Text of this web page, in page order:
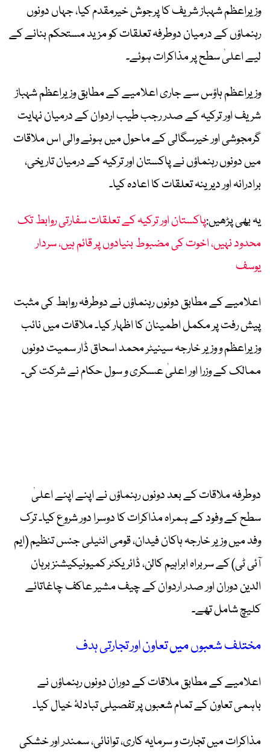
وزیراعظم شہباز شریف کا پرجوش خیرمقدم کیا، جہاں دونوں
رہنماؤں کے درمیان دوطرفہ تعلقات کو مزید مستحکم بنانے کے
لیے اعلیٰ سطح پر مذاکرات ہوئے۔
وزیراعظم ہاؤس سے جاری اعلامیے کے مطابق وزیراعظم شہباز
شریف اور ترکیہ کے صدر رجب طیب اردوان کے درمیان نہایت
گرمجوشی اور خیرسگالی کے ماحول میں ہونے والی اس ملاقات
میں دونوں رہنماؤں نے پاکستان اور ترکیہ کے درمیان تاریخی،
برادرانہ اور دیرینہ تعلقات کا اعادہ کیا۔
یہ بھی پڑھیں:پاکستان اور ترکیہ کے تعلقات سفارتی روابط تک
محدود نہیں، اخوت کی مضبوط بنیادوں پر قائم ہیں، سردار
یوسف
اعلامیے کے مطابق دونوں رہنماؤں نے دوطرفہ روابط کی مثبت
پیش رفت پر مکمل اطمینان کا اظہار کیا۔ ملاقات میں نائب
وزیراعظم و وزیر خارجہ سینیٹر محمد اسحاق ڈار سمیت دونوں
ممالک کے وزرا اور اعلیٰ عسکری و سول حکام نے شرکت کی۔
دوطرفہ ملاقات کے بعد دونوں رہنماؤں نے اپنے اپنے اعلیٰ
سطح کے وفود کے ہمراہ مذاکرات کا دوسرا دور شروع کیا۔ ترک
وفد میں وزیر خارجہ ہاکان فیدان، قومی انٹیلی جنس تنظیم (ایم
آئی ٹی) کے سربراہ ابراہیم کالن، ڈائریکٹر کمیونیکیشنز برہان
الدین دوران اور صدر اردوان کے چیف مشیر عاکف چاغاتائے
کلیچ شامل تھے۔
مختلف شعبوں میں تعاون اور تجارتی ہدف
اعلامیے کے مطابق ملاقات کے دوران دونوں رہنماؤں نے
باہمی تعاون کے تمام شعبوں پر تفصیلی تبادلۂ خیال کیا۔
مذاکرات میں تجارت و سرمایہ کاری، توانائی، سمندر اور خشکی